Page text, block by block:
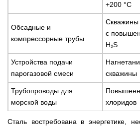
+200 °С
Обсадные и
компрессорные трубы
Скважины
с
H₂S
Устройства подачи
парогазовой смеси
скважины
Трубопроводы для
морской воды
хлоридов
Сталь востребована в энергетике,